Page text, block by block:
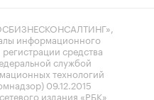
информационного
средства
службой
технологий
09.12.2015
издания «РБК»